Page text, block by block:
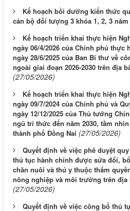
Kế hoạch bồi dưỡng kiến thức
cán bộ đối tượng 3 khóa 1, 2, 3 năm
Kế hoạch triển khai thực hiện
ngày 06/4/2026 của Chính phủ thực
ngày 28/6/2025 của Ban Bí thư về
ngoài giai đoạn 2026-2030 trên địa
(27/05/2026)
Kế hoạch triển khai thực hiện
ngày 09/7/2024 của Chính phủ và
ngày 12/12/2025 của Thủ tướng
ngũ trí thức đến năm 2030, tầm
thành phố Đồng Nai (27/05/2026)
Quyết định về việc phê duyệt
thủ tục hành chính được sửa đổi,
chăn nuôi và thú y thuộc thẩm
nông nghiệp và môi trường trên địa
(27/05/2026)
Quyết định về việc công bố thủ